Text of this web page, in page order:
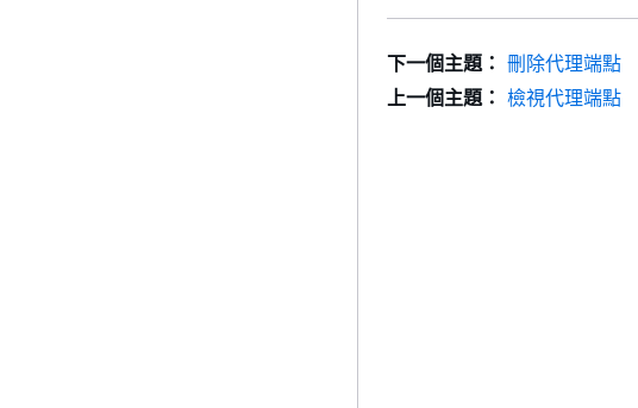
下一個主題： 刪除代理端點
上一個主題： 檢視代理端點